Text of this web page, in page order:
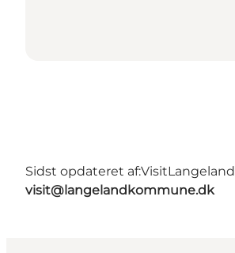
Sidst opdateret af:VisitLangeland
visit@langelandkommune.dk